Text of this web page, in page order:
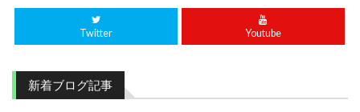
Twitter Youtube
新着ブログ記事